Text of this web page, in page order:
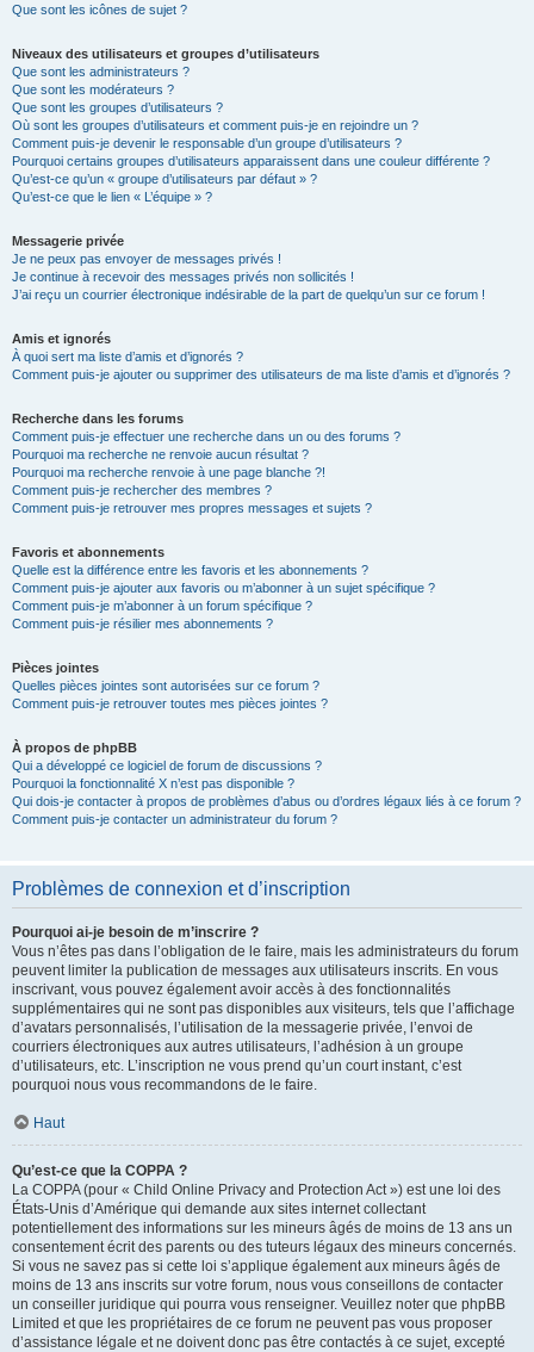
Que sont les icônes de sujet ?
Niveaux des utilisateurs et groupes d’utilisateurs
Que sont les administrateurs ?
Que sont les modérateurs ?
Que sont les groupes d’utilisateurs ?
Où sont les groupes d’utilisateurs et comment puis-je en rejoindre un ?
Comment puis-je devenir le responsable d’un groupe d’utilisateurs ?
Pourquoi certains groupes d’utilisateurs apparaissent dans une couleur différente ?
Qu’est-ce qu’un « groupe d’utilisateurs par défaut » ?
Qu’est-ce que le lien « L’équipe » ?
Messagerie privée
Je ne peux pas envoyer de messages privés !
Je continue à recevoir des messages privés non sollicités !
J’ai reçu un courrier électronique indésirable de la part de quelqu’un sur ce forum !
Amis et ignorés
À quoi sert ma liste d’amis et d’ignorés ?
Comment puis-je ajouter ou supprimer des utilisateurs de ma liste d’amis et d’ignorés ?
Recherche dans les forums
Comment puis-je effectuer une recherche dans un ou des forums ?
Pourquoi ma recherche ne renvoie aucun résultat ?
Pourquoi ma recherche renvoie à une page blanche ?!
Comment puis-je rechercher des membres ?
Comment puis-je retrouver mes propres messages et sujets ?
Favoris et abonnements
Quelle est la différence entre les favoris et les abonnements ?
Comment puis-je ajouter aux favoris ou m’abonner à un sujet spécifique ?
Comment puis-je m’abonner à un forum spécifique ?
Comment puis-je résilier mes abonnements ?
Pièces jointes
Quelles pièces jointes sont autorisées sur ce forum ?
Comment puis-je retrouver toutes mes pièces jointes ?
À propos de phpBB
Qui a développé ce logiciel de forum de discussions ?
Pourquoi la fonctionnalité X n’est pas disponible ?
Qui dois-je contacter à propos de problèmes d’abus ou d’ordres légaux liés à ce forum ?
Comment puis-je contacter un administrateur du forum ?
Problèmes de connexion et d’inscription
Pourquoi ai-je besoin de m’inscrire ?
Vous n’êtes pas dans l’obligation de le faire, mais les administrateurs du forum
peuvent limiter la publication de messages aux utilisateurs inscrits. En vous
inscrivant, vous pouvez également avoir accès à des fonctionnalités
supplémentaires qui ne sont pas disponibles aux visiteurs, tels que l’affichage
d’avatars personnalisés, l’utilisation de la messagerie privée, l’envoi de
courriers électroniques aux autres utilisateurs, l’adhésion à un groupe
d’utilisateurs, etc. L’inscription ne vous prend qu’un court instant, c’est
pourquoi nous vous recommandons de le faire.
Haut
Qu’est-ce que la COPPA ?
La COPPA (pour « Child Online Privacy and Protection Act ») est une loi des
États-Unis d’Amérique qui demande aux sites internet collectant
potentiellement des informations sur les mineurs âgés de moins de 13 ans un
consentement écrit des parents ou des tuteurs légaux des mineurs concernés.
Si vous ne savez pas si cette loi s’applique également aux mineurs âgés de
moins de 13 ans inscrits sur votre forum, nous vous conseillons de contacter
un conseiller juridique qui pourra vous renseigner. Veuillez noter que phpBB
Limited et que les propriétaires de ce forum ne peuvent pas vous proposer
d’assistance légale et ne doivent donc pas être contactés à ce sujet, excepté